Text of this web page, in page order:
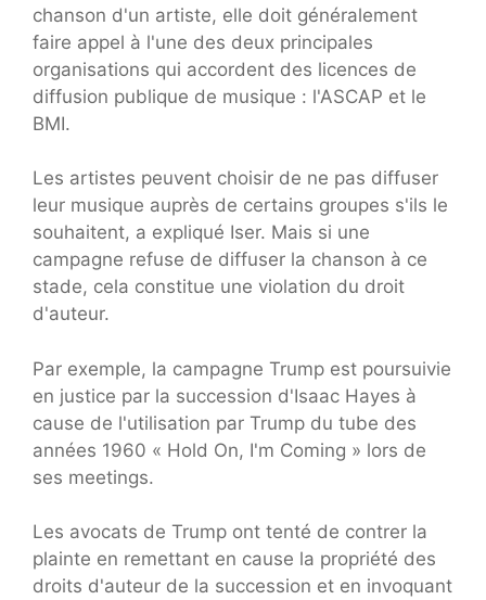
chanson d'un artiste, elle doit généralement
faire appel à l'une des deux principales
organisations qui accordent des licences de
diffusion publique de musique : l'ASCAP et le
BMI.
Les artistes peuvent choisir de ne pas diffuser
leur musique auprès de certains groupes s'ils le
souhaitent, a expliqué Iser. Mais si une
campagne refuse de diffuser la chanson à ce
stade, cela constitue une violation du droit
d'auteur.
Par exemple, la campagne Trump est poursuivie
en justice par la succession d'Isaac Hayes à
cause de l'utilisation par Trump du tube des
années 1960 « Hold On, I'm Coming » lors de
ses meetings.
Les avocats de Trump ont tenté de contrer la
plainte en remettant en cause la propriété des
droits d'auteur de la succession et en invoquant